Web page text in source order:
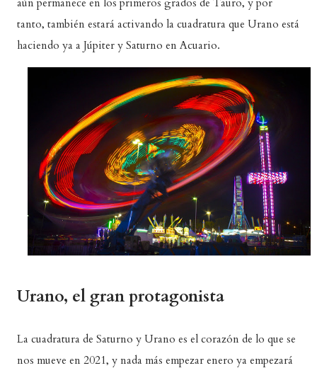
aún permanece en los primeros grados de Tauro, y por
tanto, también estará activando la cuadratura que Urano está
haciendo ya a Júpiter y Saturno en Acuario.
Urano, el gran protagonista
La cuadratura de Saturno y Urano es el corazón de lo que se
nos mueve en 2021, y nada más empezar enero ya empezará